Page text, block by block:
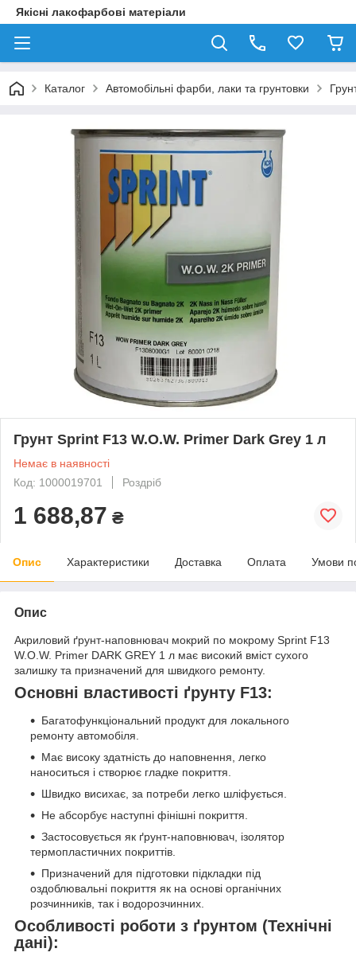
Якісні лакофарбові матеріали
Каталог Автомобільні фарби, лаки та грунтовки
Грунт Sprint F13 W.O.W. Primer Dark Grey 1 л
Немає в наявності
Код: 1000019701
Роздріб
1 688,87 ₴
Опис Характеристики Доставка Оплата Умови
Опис
Акриловий ґрунт-наповнювач мокрий по мокрому Sprint F13
W.O.W. Primer DARK GREY 1 л має високий вміст сухого
залишку та призначений для швидкого ремонту.
Основні властивості ґрунту F13:
Багатофункціональний продукт для локального
ремонту автомобіля.
Має високу здатність до наповнення, легко
наноситься і створює гладке покриття.
Швидко висихає, за потреби легко шліфується.
Не абсорбує наступні фінішні покриття.
Застосовується як ґрунт-наповнювач, ізолятор
термопластичних покриттів.
Призначений для підготовки підкладки під
оздоблювальні покриття як на основі органічних
розчинників, так і водорозчинних.
Особливості роботи з ґрунтом (Технічні
дані):